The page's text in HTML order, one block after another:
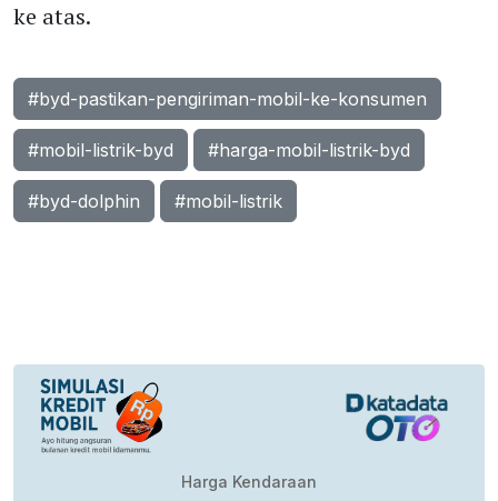
ke atas.
#byd-pastikan-pengiriman-mobil-ke-konsumen
#mobil-listrik-byd #harga-mobil-listrik-byd
#byd-dolphin #mobil-listrik